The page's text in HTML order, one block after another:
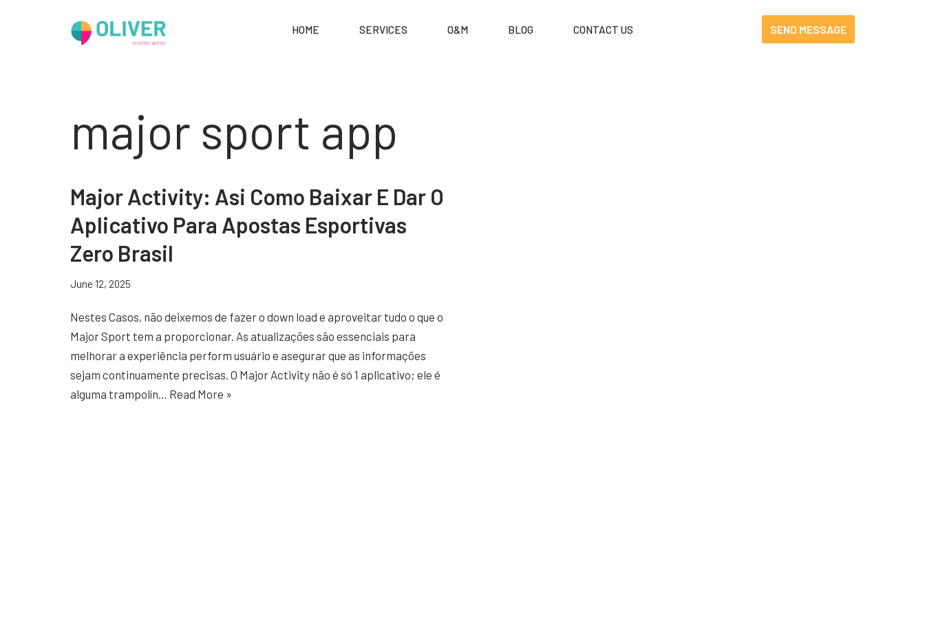
HOME SERVICES O&M BLOG CONTACT US SEND MESSAGE
major sport app
Major Activity: Asi Como Baixar E Dar O
Aplicativo Para Apostas Esportivas
Zero Brasil
June 12, 2025
Nestes Casos, não deixemos de fazer o down load e aproveitar tudo o que o
Major Sport tem a proporcionar. As atualizações são essenciais para
melhorar a experiência perform usuário e asegurar que as informações
sejam continuamente precisas. O Major Activity não é só 1 aplicativo; ele é
alguma trampolín… Read More »